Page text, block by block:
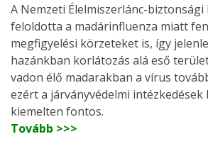
A Nemzeti Élelmiszerlánc-biztonsági
feloldotta a madárinfluenza miatt
megfigyelési körzeteket is, így
hazánkban korlátozás alá eső
vadon élő madarakban a vírus
ezért a járványvédelmi intézkedések
kiemelten fontos.
Tovább >>>